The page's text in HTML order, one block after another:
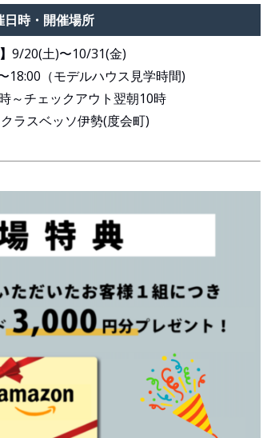
日時・開催場所
9/20(土)〜10/31(金)
18:00（モデルハウス見学時間)
～チェックアウト翌朝10時
クラスベッソ伊勢(度会町)